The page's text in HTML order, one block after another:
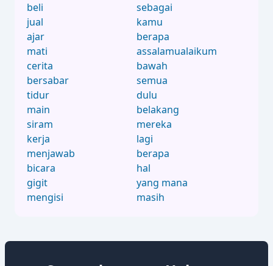
beli
jual
ajar
mati
cerita
bersabar
tidur
main
siram
kerja
menjawab
bicara
gigit
mengisi
sebagai
kamu
berapa
assalamualaikum
bawah
semua
dulu
belakang
mereka
lagi
berapa
hal
yang mana
masih